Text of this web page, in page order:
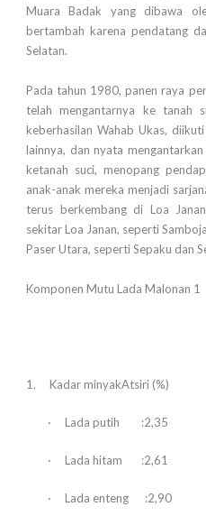
Muara Badak yang dibawa
bertambah karena pendatang
Selatan.
Pada tahun 1980, panen raya
telah mengantarnya ke tanah
keberhasilan Wahab Ukas,
lainnya, dan nyata
ketanah suci, menopang
anak-anak mereka menjadi
terus berkembang di Loa
sekitar Loa Janan, seperti
Paser Utara, seperti Sepaku dan
Komponen Mutu Lada Malonan 1
1. Kadar minyakAtsiri (%)
· Lada putih :2,35
· Lada hitam :2,61
· Lada enteng :2,90